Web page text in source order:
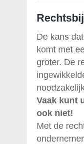
De kans
komt met
groter. De
Vaak kunt
ook niet!
Met de